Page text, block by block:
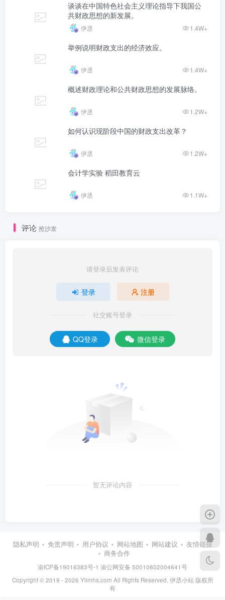
谈谈在中国特色社会主义理论指导下我国公
共财政思想的新发展。
伊丞 1.4W+
举例说明财政支出的经济效应。
伊丞 1.4W+
概述财政理论和公共财政思想的发展脉络。
伊丞 1.2W+
如何认识现阶段中国的财政支出改革？
伊丞 1.2W+
会计学实验 稻田教育云
伊丞 1.1W+
评论 抢沙发
请登录后发表评论
登录 注册
社交账号登录
QQ登录 微信登录
暂无评论内容
隐私声明 免责声明 用户协议 网站地图 网站建议
友情链接
商务合作
渝ICP备19016383号-1 渝公网安备 50010802004641号
Copyright © 2019 - 2026 Ylimhs.com All Rights Reserved. 伊丞小站 版权所
有